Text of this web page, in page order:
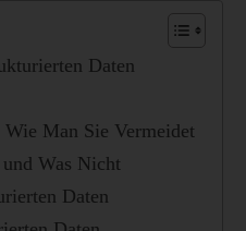
Daten
Man Sie Vermeidet
Was Nicht
Daten